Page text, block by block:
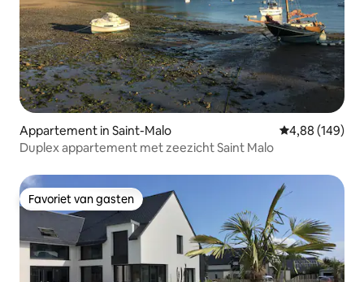
Appartement in Saint-Malo Gemiddelde
4,88 (149)
Duplex appartement met zeezicht Saint Malo
Favoriet van gasten
Favoriet van gasten